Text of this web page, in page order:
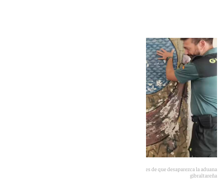
Recuperada la obra de Nacho Falguera, El éxodo de Gibraltar, antes de que desaparezca la aduana
gibraltareña